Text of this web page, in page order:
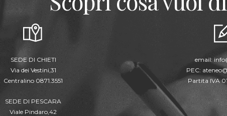
SEDE DI CHIETI
Via dei Vestini,31
Centralino 0871.3551
SEDE DI PESCARA
Viale Pindaro,42
email:
PEC:
Partita IVA